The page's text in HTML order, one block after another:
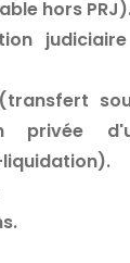
hors
privée